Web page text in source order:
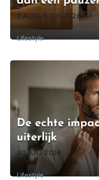
3 AUGUSTUS 2026
Lifestyle
De echte
uiterlijk
30 JULI 2026
Lifestyle